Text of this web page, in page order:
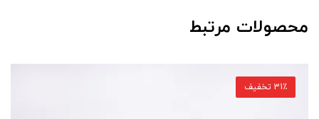
محصولات مرتبط
31٪ تخفیف